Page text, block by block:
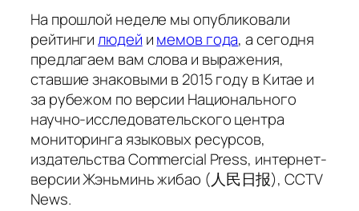
На прошлой неделе мы опубликовали
рейтингилюдей имемов года, а сегодня
предлагаем вам слова и выражения,
ставшие знаковыми в 2015 году в Китае и
за рубежом по версии Национального
научно-исследовательского центра
мониторинга языковых ресурсов,
издательства Commercial Press, интернет-
версииЖэньминь жибао (人民日报), CCTV
News.